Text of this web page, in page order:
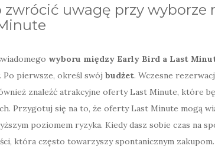
zwrócić uwagę przy wyborze
wyboru między Early Bird a Last
Po pierwsze, określ swój budżet. Wczesne
znaleźć atrakcyjne oferty Last Minute, które
Przygotuj się na to, że oferty Last Minute mogą
poziomem ryzyka. Kiedy dasz sobie czas na
która często towarzyszy spontanicznym zakupom.